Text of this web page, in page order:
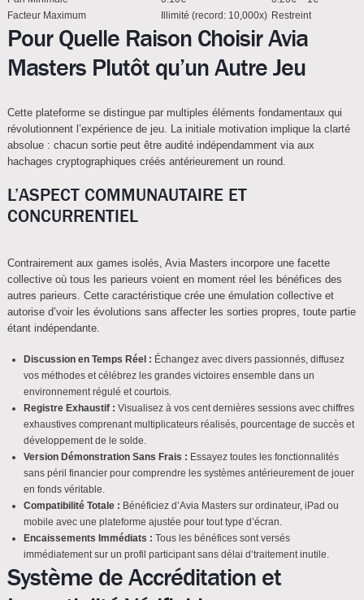
Facteur Maximum
Illimité (record: 10,000x) Restreint
Pour Quelle Raison Choisir Avia
Masters Plutôt qu’un Autre Jeu
Cette plateforme se distingue par multiples éléments fondamentaux qui
révolutionnent l’expérience de jeu. La initiale motivation implique la clarté
absolue : chacun sortie peut être audité indépendamment via aux
hachages cryptographiques créés antérieurement un round.
L’ASPECT COMMUNAUTAIRE ET
CONCURRENTIEL
Contrairement aux games isolés, Avia Masters incorpore une facette
collective où tous les parieurs voient en moment réel les bénéfices des
autres parieurs. Cette caractéristique crée une émulation collective et
autorise d’voir les évolutions sans affecter les sorties propres, toute partie
étant indépendante.
Discussion en Temps Réel : Échangez avec divers passionnés, diffusez
vos méthodes et célébrez les grandes victoires ensemble dans un
environnement régulé et courtois.
Registre Exhaustif : Visualisez à vos cent dernières sessions avec chiffres
exhaustives comprenant multiplicateurs réalisés, pourcentage de succès et
développement de le solde.
Version Démonstration Sans Frais : Essayez toutes les fonctionnalités
sans péril financier pour comprendre les systèmes antérieurement de jouer
en fonds véritable.
Compatibilité Totale : Bénéficiez d’Avia Masters sur ordinateur, iPad ou
mobile avec une plateforme ajustée pour tout type d’écran.
Encaissements Immédiats : Tous les bénéfices sont versés
immédiatement sur un profil participant sans délai d’traitement inutile.
Système de Accréditation et